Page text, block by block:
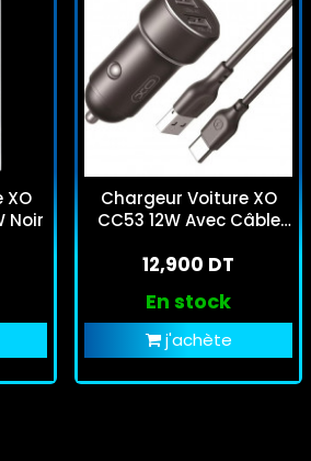
Noir
Chargeur Voiture XO
CC53 12W Avec Câble
12,900 DT
En stock
j'achète